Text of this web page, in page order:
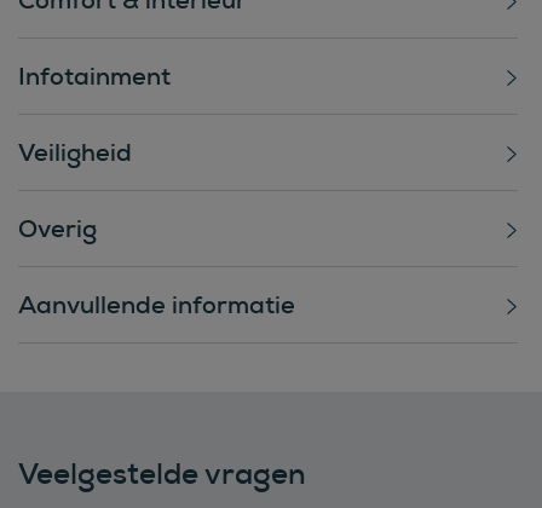
Infotainment
Veiligheid
Overig
Aanvullende informatie
Veelgestelde vragen